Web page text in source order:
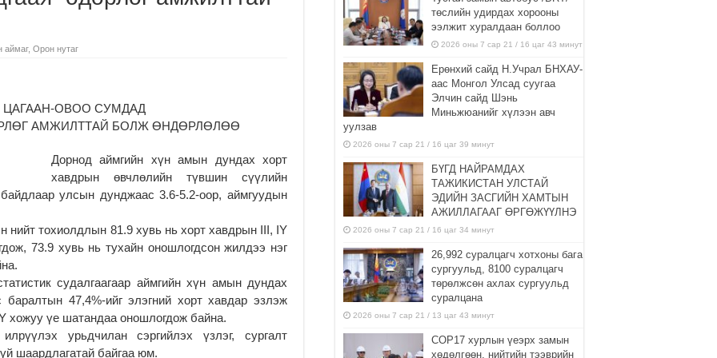
аймаг, Орон нутаг
ЦАГААН-ОВОО СУМДАД
АМЖИЛТТАЙ БОЛЖ ӨНДӨРЛӨЛӨӨ
Дорнод аймгийн хүн амын дундах хорт
хавдрын өвчлөлийн түвшин сүүлийн
улсын дунджаас 3.6-5.2-оор, аймгуудын
тохиолдлын 81.9 хувь нь хорт хавдрын III, IY
73.9 хувь нь тухайн оношлогдсон жилдээ нэг
судалгаагаар аймгийн хүн амын дундах
47,4%-ийг элэгний хорт хавдар эзлэж
хожуу үе шатандаа оношлогдож байна.
урьдчилан сэргийлэх үзлэг, сургалт
шаардлагатай байгаа юм.
төслийн удирдах хорооны
ээлжит хуралдаан боллоо
2026 оны 7 сар 21 / 16 цаг 43 минут
Ерөнхий сайд Н.Учрал БНХАУ-
аас Монгол Улсад суугаа
Элчин сайд Шэнь
Миньжюанийг хүлээн авч
уулзав
2026 оны 7 сар 21 / 16 цаг 39 минут
БҮГД НАЙРАМДАХ
ТАЖИКИСТАН УЛСТАЙ
ЭДИЙН ЗАСГИЙН ХАМТЫН
АЖИЛЛАГААГ ӨРГӨЖҮҮЛНЭ
2026 оны 7 сар 21 / 16 цаг 34 минут
26,992 суралцагч хотхоны бага
сургуульд, 8100 суралцагч
төрөлжсөн ахлах сургуульд
суралцана
2026 оны 7 сар 21 / 13 цаг 43 минут
COP17 хурлын үеэрх замын
хөдөлгөөн, нийтийн тээврийн